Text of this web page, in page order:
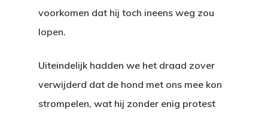
voorkomen dat hij toch ineens weg zou
lopen.
Uiteindelijk hadden we het draad zover
verwijderd dat de hond met ons mee kon
strompelen, wat hij zonder enig protest